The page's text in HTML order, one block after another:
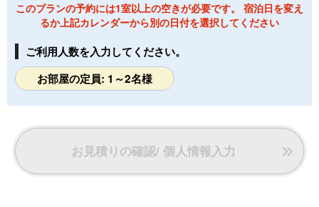
このプランの予約には1室以上の空きが必要です。 宿泊日を変え
るか上記カレンダーから別の日付を選択してください
ご利用人数を入力してください。
お部屋の定員: 1～2名様
お見積りの確認/ 個人情報入力